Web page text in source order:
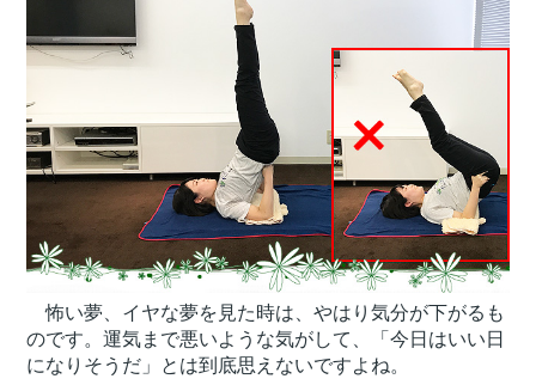
怖い夢、イヤな夢を見た時は、やはり気分が下がるも
のです。運気まで悪いような気がして、「今日はいい日
になりそうだ」とは到底思えないですよね。